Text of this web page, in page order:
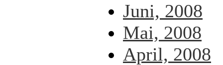
Juni, 2008
Mai, 2008
April, 2008